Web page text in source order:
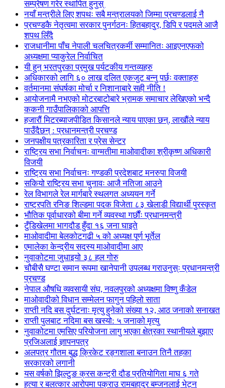
सम्प्रेषण गरेर स्थापित हुनुस्
नयाँ मन्त्रीले लिए शपथः सबै मन्त्रालयको जिम्मा प्रचण्डलाई नै
प्रचण्डकै नेतृत्वमा सरकार पुनर्गठनः हितबहादुर, डिपि र पदमले आजै
शपथ लिँदै
राजधानीमा पाँच नेपाली चलचित्रकर्मी सम्मानितः आइएनएफको
अध्यक्षमा प्याकुरेल निर्वाचित
यी हुन् भरतपुरका प्रमुख पर्यटकीय गन्तव्यहरु
अधिकारको लागि ६० लाख दलित एकजुट बन्नु पर्छः वक्ताहरु
वर्तमानमा संघर्षका मोर्चा र निशानाबारे सही नीति !
आयोजनामै नभएको मोटरबाटोबारे भ्रामक समाचार लेखिएको भन्दै
ककनी गाउँपालिकाको आपत्ति
हजारौं मिटरब्याजपीडित किसानले न्याय पाएका छन्, लाखौंले न्याय
पाउँदैछन् : प्रधानमन्त्री प्रचण्ड
जनपक्षीय पत्रकारिता र प्रेस सेन्टर
राष्ट्रिय सभा निर्वाचनः वाग्मतीमा माओवादीका श्रीकृष्ण अधिकारी
विजयी
राष्ट्रिय सभा निर्वाचनः गण्डकी प्रदेशबाट मनरुपा विजयी
सकियो राष्ट्रिय सभा चुनावः आजै नतिजा आउने
रेल विभागले रेल मार्गबारे स्थलगत अध्ययन गर्ने
राष्ट्रपति रनिङ शिल्डमा पदक विजेता ८३ खेलाडी विद्यार्थी पुरस्कृत
भौतिक पूर्वाधारको बीमा गर्ने व्यवस्था गर्छौंः प्रधानमन्त्री
टुँडिखेलमा भागदौड हुँदा १६ जना घाइते
माओवादीमा बेलकोटगढी ५ को अध्यक्ष पूर्ण भूर्तेल
एमालेका केन्द्रीय सदस्य माओ‌वादीमा आए
नुवाकोटमा जुधाइयो ३८ हल गोरु
चौबीसै घण्टा समान रूपमा खानेपानी उपलब्ध गराउनुस्ः प्रधानमन्त्री
प्रचण्ड
नेपाल औषधि व्यवसायी संघ, नवलपुरको अध्यक्षमा विष्णु कँडेल
माओवादीको विधान सम्मेलन फागुन पहिलो साता
राप्ती नदि बस दुर्घटनाः मृत्यु हुनेको संख्या १२, आठ जनाको सनाखत
राप्ती पुलबाट नदिमा बस खस्यो: ५ जनाको मृत्यु
नुवाकोटमा एमसिए परियोजना लागु भएका क्षेत्रका स्थानीयले बुझाए
प्रजिअलाई ज्ञापनपत्र
अलपत्र गौतम बुद्ध क्रिकेट रङ्गशाला बनाउन तिनै तहका
सरकारको लगानी
यस वर्षको झिल्टुङ क्रस कन्ट्री दौड प्रतियोगिता माघ ६ गते
हत्या र बलत्कार आरोपमा पक्राउ रामबहादुर बम्जनलाई भेट्न